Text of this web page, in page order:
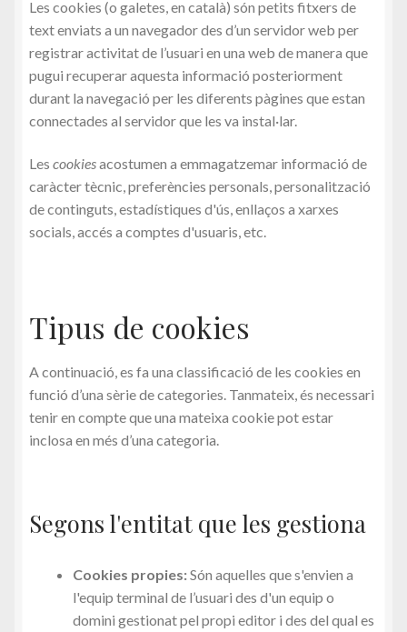
Rebut
Sorteig de la XLIII Trobada Nacional de Bastoners de
Catalunya
Tickets
Vestuari de la Colla
Les cookies (o galetes, en català) són petits fitxers de
text enviats a un navegador des d’un servidor web per
registrar activitat de l’usuari en una web de manera que
pugui recuperar aquesta informació posteriorment
durant la navegació per les diferents pàgines que estan
connectades al servidor que les va instal·lar.
Les cookiesacostumen a emmagatzemar informació de
caràcter tècnic, preferències personals, personalització
de continguts, estadístiques d'ús, enllaços a xarxes
socials, accés a comptes d'usuaris, etc.
Tipus de cookies
A continuació, es fa una classificació de les cookies en
funció d’una sèrie de categories. Tanmateix, és necessari
tenir en compte que una mateixa cookie pot estar
inclosa en més d’una categoria.
Segons l'entitat que les gestiona
Cookies propies:Són aquelles que s'envien a
l'equip terminal de l’usuari des d'un equip o
domini gestionat pel propi editor i des del qual es